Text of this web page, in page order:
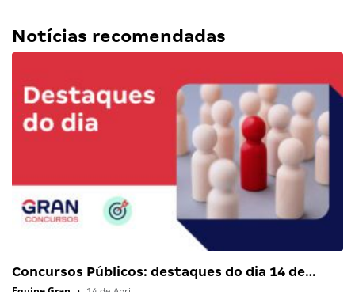
Notícias recomendadas
Concursos Públicos: destaques do dia 14 de…